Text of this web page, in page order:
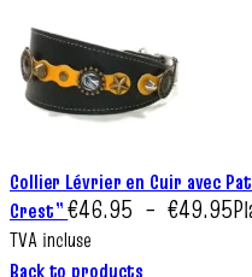
Collier Lévrier en Cuir avec
Crest”€46.95 – €49.95
TVA incluse
Back to products